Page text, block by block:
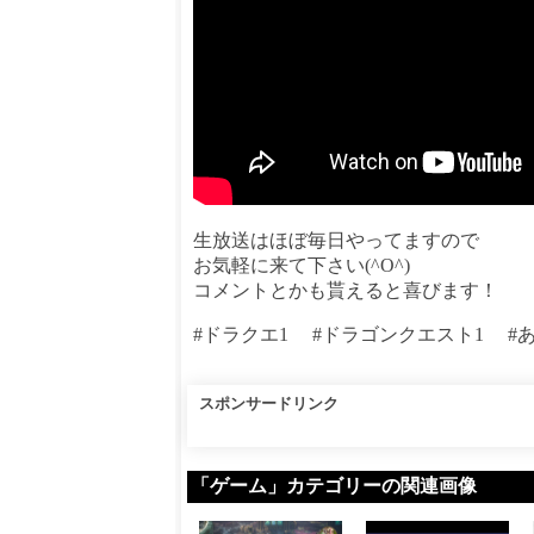
生放送はほぼ毎日やってますので
お気軽に来て下さい(^O^)
コメントとかも貰えると喜びます！
#ドラクエ1 #ドラゴンクエスト1 #
スポンサードリンク
「ゲーム」カテゴリーの関連画像